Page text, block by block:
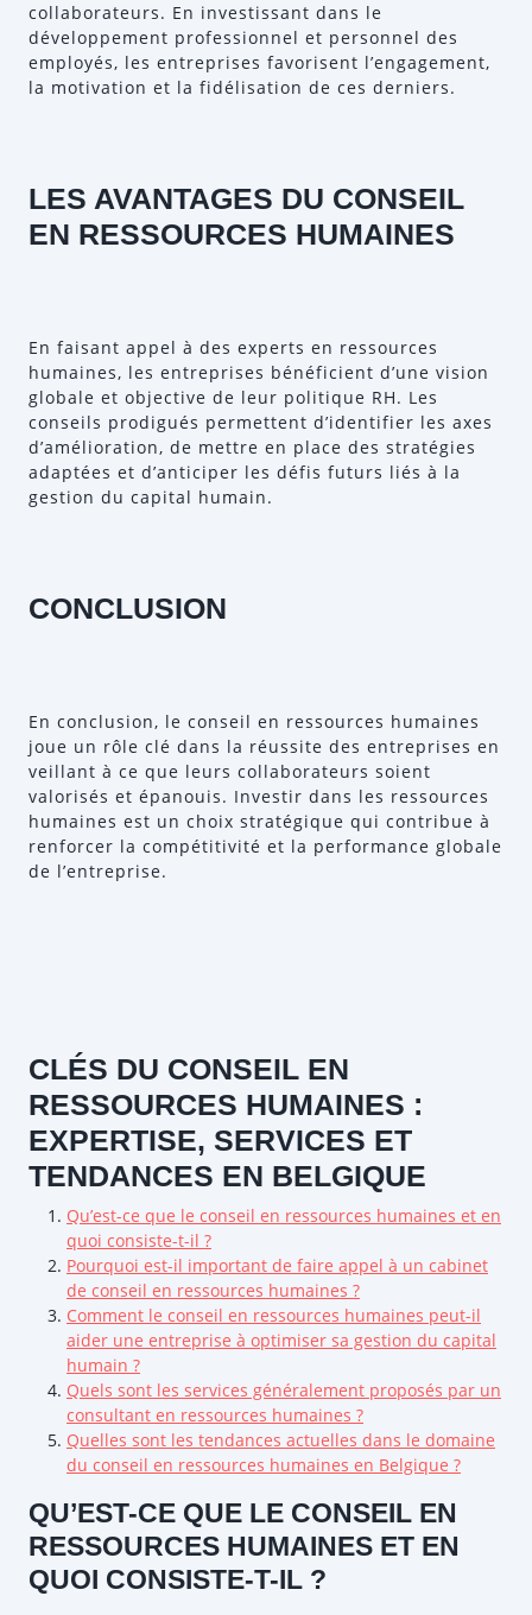
collaborateurs. En investissant dans le
développement professionnel et personnel des
employés, les entreprises favorisent l’engagement,
la motivation et la fidélisation de ces derniers.
LES AVANTAGES DU CONSEIL
EN RESSOURCES HUMAINES
En faisant appel à des experts en ressources
humaines, les entreprises bénéficient d’une vision
globale et objective de leur politique RH. Les
conseils prodigués permettent d’identifier les axes
d’amélioration, de mettre en place des stratégies
adaptées et d’anticiper les défis futurs liés à la
gestion du capital humain.
CONCLUSION
En conclusion, le conseil en ressources humaines
joue un rôle clé dans la réussite des entreprises en
veillant à ce que leurs collaborateurs soient
valorisés et épanouis. Investir dans les ressources
humaines est un choix stratégique qui contribue à
renforcer la compétitivité et la performance globale
de l’entreprise.
CLÉS DU CONSEIL EN
RESSOURCES HUMAINES :
EXPERTISE, SERVICES ET
TENDANCES EN BELGIQUE
Qu’est-ce que le conseil en ressources humaines et en
quoi consiste-t-il ?
Pourquoi est-il important de faire appel à un cabinet
de conseil en ressources humaines ?
Comment le conseil en ressources humaines peut-il
aider une entreprise à optimiser sa gestion du capital
humain ?
Quels sont les services généralement proposés par un
consultant en ressources humaines ?
Quelles sont les tendances actuelles dans le domaine
du conseil en ressources humaines en Belgique ?
QU’EST-CE QUE LE CONSEIL EN
RESSOURCES HUMAINES ET EN
QUOI CONSISTE-T-IL ?